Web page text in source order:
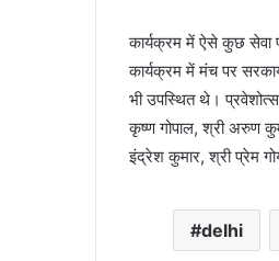
कार्यक्रम में ऐसे कुछ सेवा
कार्यक्रम में मंच पर
भी उपस्थित थे।
कृष्ण गोपाल, श्री अरुण
इंद्रेश कुमार, श्री प्रेम
delhi